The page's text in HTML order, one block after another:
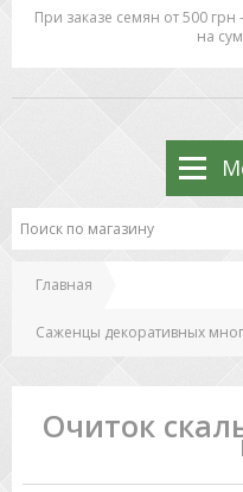
При заказе семян от 500
на
Главная
Саженцы декоративных
Очиток